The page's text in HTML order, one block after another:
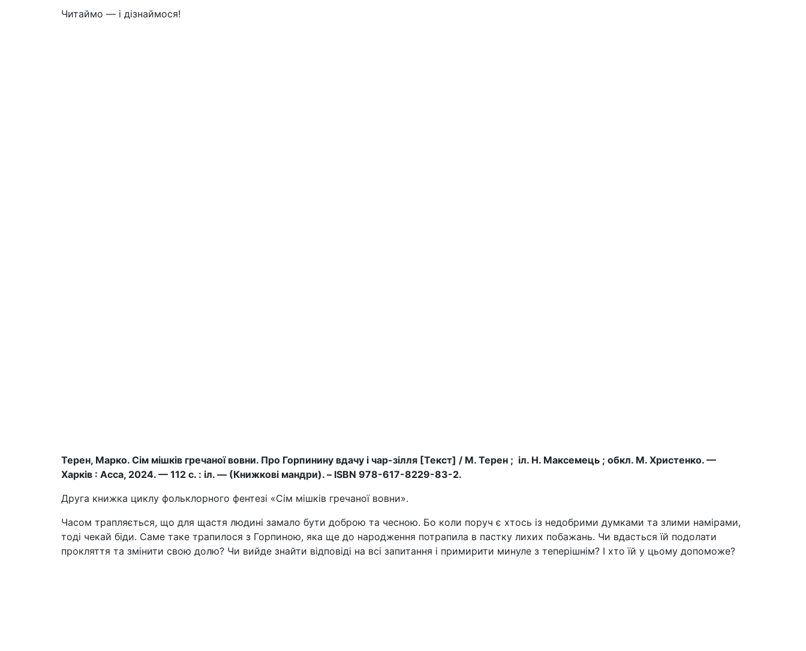
Читаймо — і дізнаймося!
Терен, Марко. Сім мішків гречаної вовни. Про Горпинину вдачу і чар-зілля [Текст] / М. Терен ; іл. Н. Максемець ; обкл. М. Христенко. —
Харків : Асса, 2024. — 112 с. : іл. — (Книжкові мандри). – ISBN 978-617-8229-83-2.
Друга книжка циклу фольклорного фентезі «Сім мішків гречаної вовни».
Часом трапляється, що для щастя людині замало бути доброю та чесною. Бо коли поруч є хтось із недобрими думками та злими намірами,
тоді чекай біди. Саме таке трапилося з Горпиною, яка ще до народження потрапила в пастку лихих побажань. Чи вдасться їй подолати
прокляття та змінити свою долю? Чи вийде знайти відповіді на всі запитання і примирити минуле з теперішнім? І хто їй у цьому допоможе?